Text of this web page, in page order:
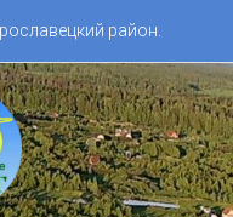
район.